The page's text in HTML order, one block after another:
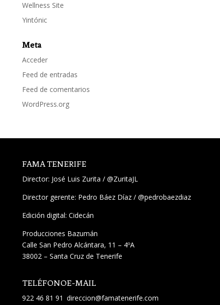
Wellness Site
Yintónic
Meta
Acceder
Feed de entradas
Feed de comentarios
WordPress.org
FAMA TENERIFE
Director: José Luis Zurita / @ZuritaJL
Director gerente: Pedro Báez Díaz / @pedrobaezdiaz
Edición digital: Cidecán
Producciones Bazumán
Calle San Pedro Alcántara, 11 – 4ºA
38002 – Santa Cruz de Tenerife
TELÉFONO
922 46 81 91
E-MAIL
direccion@famatenerife.com